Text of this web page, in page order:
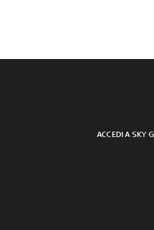
ACCEDI A SKY